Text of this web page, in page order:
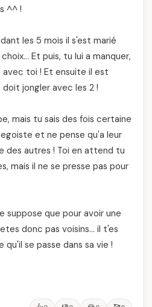
^^ !
les 5 mois il s'est marié
Et puis, tu lui a manquer,
toi ! Et ensuite il est
jongler avec les 2 !
mais tu sais des fois certaine
et ne pense qu'a leur
des autres ! Toi en attend tu
mais il ne se presse pas pour
suppose que pour avoir une
donc pas voisins… il t'es
se passe dans sa vie !